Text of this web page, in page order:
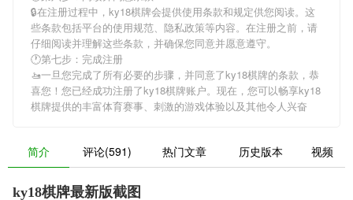
🔒在注册过程中， ky18棋牌会提供使用条款和规定供您阅读。这
些条款包括平台的使用规范、隐私政策等内容。在注册之前，请
仔细阅读并理解这些条款，并确保您同意并愿意遵守。
🕐第七步：完成注册
🚤一旦您完成了所有必要的步骤，并同意了ky18棋牌的条款，恭
喜您！您已经成功注册了ky18棋牌账户。现在，您可以畅享ky18
棋牌提供的丰富体育赛事、刺激的游戏体验以及其他令人兴奋
简介 评论(591) 热门文章 历史版本 视频
ky18棋牌最新版截图